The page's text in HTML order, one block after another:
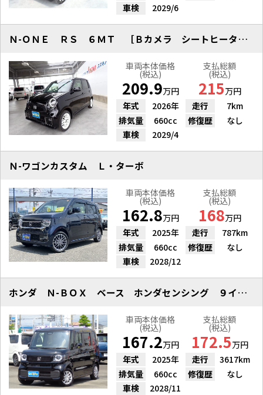
車検
2029/6
Ｎ-ＯＮＥ ＲＳ ６ＭＴ ［Ｂカメラ シートヒーター ハーフレザー アルミ］
車両本体価格
(税込)
209.9万円
支払総額
(税込)
215万円
年式
2026年 走行
7km
排気量
660cc 修復歴
なし
車検
2029/4
Ｎ-ワゴンカスタム Ｌ・ターボ
車両本体価格
(税込)
162.8万円
支払総額
(税込)
168万円
年式
2025年 走行
787km
排気量
660cc 修復歴
なし
車検
2028/12
ホンダ Ｎ-ＢＯＸ ベース ホンダセンシング ９インチナビ Ｂカメラ
車両本体価格
(税込)
167.2万円
支払総額
(税込)
172.5万円
年式
2025年 走行
3617km
排気量
660cc 修復歴
なし
車検
2028/11